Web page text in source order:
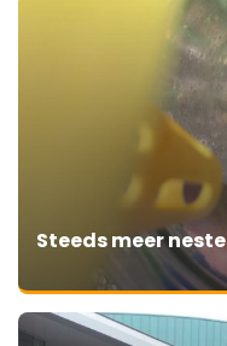
Steeds meer